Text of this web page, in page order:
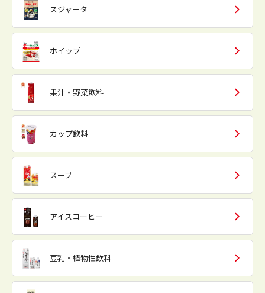
スジャータ
ホイップ
果汁・野菜飲料
カップ飲料
スープ
アイスコーヒー
豆乳・植物性飲料